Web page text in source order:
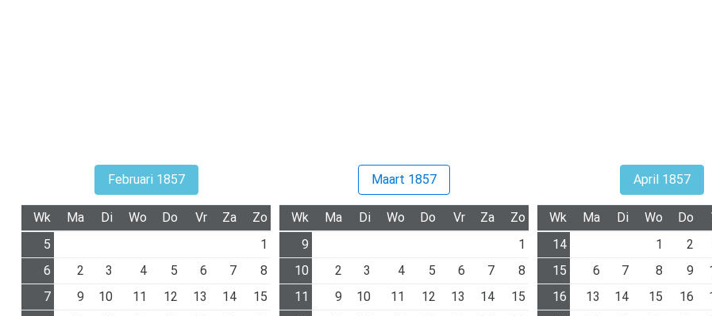
Februari 1857
Wk Ma Di Wo Do Vr Za
Zo
5
1
6
2 3 4 5 6 7
8
7
9 10 11 12 13 14
15
Maart 1857
Wk Ma Di Wo Do Vr Za
Zo
9
1
10
2 3 4 5 6 7
8
11
9 10 11 12 13 14
15
April 1857
Wk Ma Di Wo Do
14
1 2
15
6 7 8 9
16
13 14 15 16